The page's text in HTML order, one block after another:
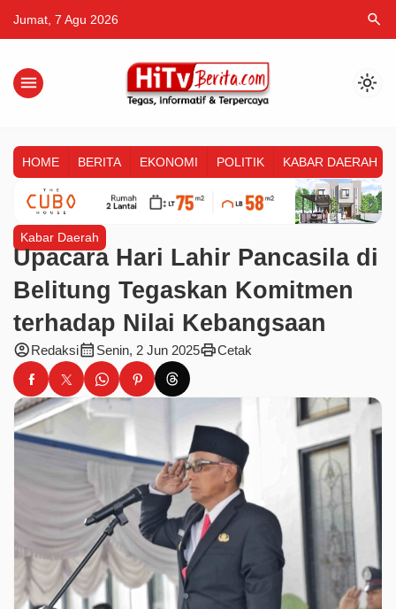
Jumat, 7 Agu 2026 search
menu light_mode
HOME BERITA EKONOMI POLITIK KABAR DAERAH
Kabar Daerah
Upacara Hari Lahir Pancasila di
Belitung Tegaskan Komitmen
terhadap Nilai Kebangsaan
account_circleRedaksicalendar_month Senin, 2 Jun 2025printCetak